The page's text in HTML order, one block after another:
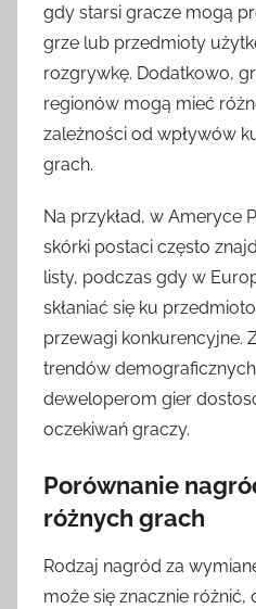
gdy starsi gracze mogą
grze lub przedmioty
rozgrywkę. Dodatkowo,
regionów mogą mieć
zależności od wpływów
grach.
Na przykład, w Ameryce
skórki postaci często
listy, podczas gdy w
skłaniać się ku
przewagi konkurencyjne.
trendów
deweloperom gier
oczekiwań graczy.
Porównanie
różnych grach
Rodzaj nagród za
może się znacznie różnić,